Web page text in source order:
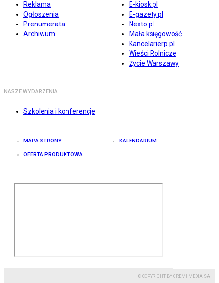
Reklama
Ogłoszenia
Prenumerata
Archiwum
E-kiosk.pl
E-gazety.pl
Nexto.pl
Mała księgowość
Kancelarierp.pl
Wieści Rolnicze
Życie Warszawy
NASZE WYDARZENIA
Szkolenia i konferencje
MAPA STRONY KALENDARIUM
OFERTA PRODUKTOWA
© COPYRIGHT BY GREMI MEDIA SA